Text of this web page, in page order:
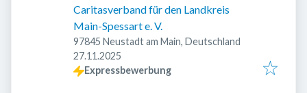
Ausländer (UMA)
Caritasverband für den Landkreis
Main-Spessart e. V.
97845 Neustadt am Main, Deutschland
Veröffentlicht
27.11.2025
Expressbewerbung